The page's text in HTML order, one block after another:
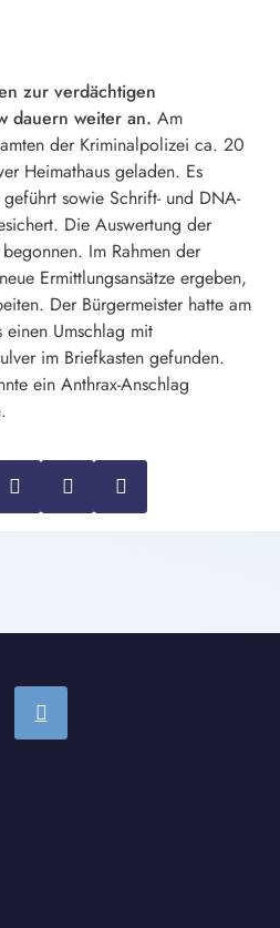
zur verdächtigen
dauern weiter an. Am
der Kriminalpolizei ca. 20
Heimathaus geladen. Es
sowie Schrift- und DNA-
Die Auswertung der
Im Rahmen der
Ermittlungsansätze ergeben,
Der Bürgermeister hatte am
einen Umschlag mit
im Briefkasten gefunden.
ein Anthrax-Anschlag